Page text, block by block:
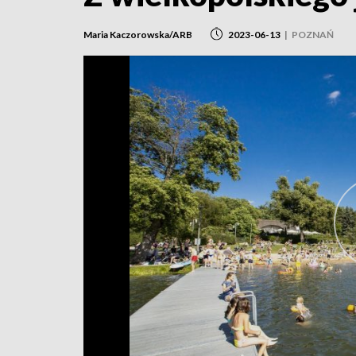
Maria Kaczorowska/ARB 2023-06-13 | POZNAŃ